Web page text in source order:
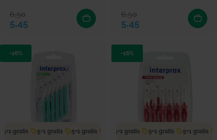
Verkoopprijs
5,45
Normale prijs
6,50 Verkoopprijs
5,45
Normale prijs
6,50
-16%
5+1 gratis 5+1 gratis 5+1 gratis 5+1 gratis 5+1 gratis 5+1 gratis
-16%
5+1 gratis 5+1 gratis 5+1 gratis